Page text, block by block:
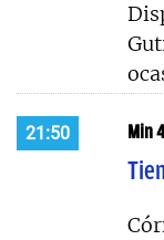
21:50 Min